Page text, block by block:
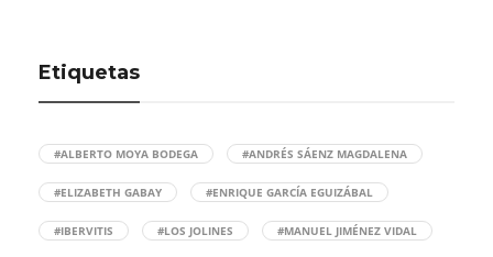
Etiquetas
#ALBERTO MOYA BODEGA #ANDRÉS SÁENZ MAGDALENA
#ELIZABETH GABAY #ENRIQUE GARCÍA EGUIZÁBAL
#IBERVITIS #LOS JOLINES #MANUEL JIMÉNEZ VIDAL